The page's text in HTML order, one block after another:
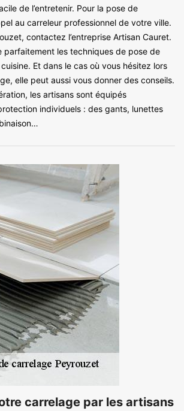
de l’entretenir. Pour la pose de
au carreleur professionnel de votre ville.
contactez l’entreprise Artisan Cauret.
parfaitement les techniques de pose de
Et dans le cas où vous hésitez lors
elle peut aussi vous donner des conseils.
les artisans sont équipés
individuels : des gants, lunettes
carrelage par les artisans